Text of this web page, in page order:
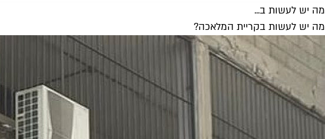
מה יש לעשות ב...
מה יש לעשות בקריית המלאכה?